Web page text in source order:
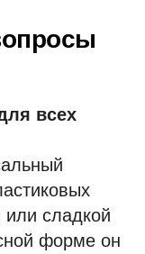
всех
сладкой
форме он